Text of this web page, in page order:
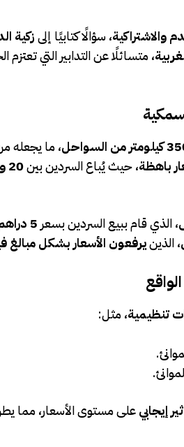
والاشتراكية، سؤالًا كتابيًا إلىزكية
، متسائلًا عن التدابير التي
، ما يجعله
باهظة، حيث يُباع السردين بين20 و30 درهمًا للكيلوغرام
، الذي قام ببيع السردين بسعر 5 دراهم للكيلوغرام
، الذينيرفعون الأسعار بشكل مبالغ
تنظيمية، مثل:
إيجابيعلى مستوى الأسعار، مما